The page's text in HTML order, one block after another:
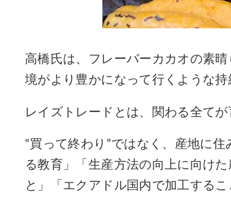
高橋氏は、フレーバーカカオの素
境がより豊かになって行くような
レイズトレードとは、関わる全て
“買って終わり”ではなく、産地に
る教育」「生産方法の向上に向け
と」「エクアドル国内で加工する